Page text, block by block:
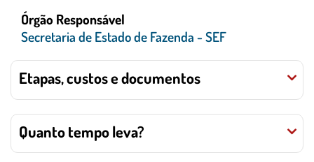
Órgão Responsável
Secretaria de Estado de Fazenda - SEF
Etapas, custos e documentos
Quanto tempo leva?